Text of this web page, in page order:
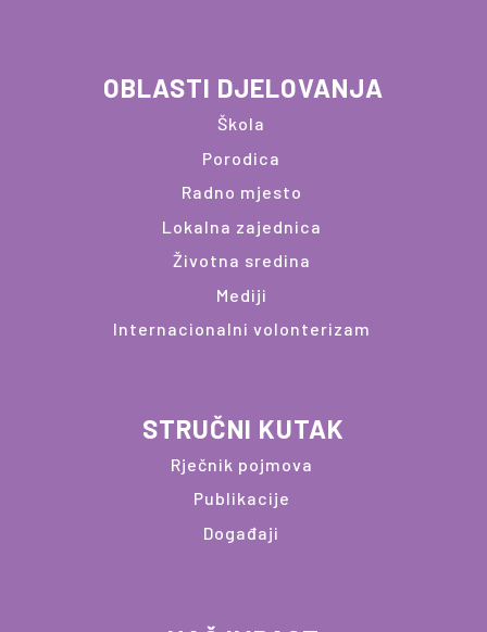
OBLASTI DJELOVANJA
Škola
Porodica
Radno mjesto
Lokalna zajednica
Životna sredina
Mediji
Internacionalni volonterizam
STRUČNI KUTAK
Rječnik pojmova
Publikacije
Događaji